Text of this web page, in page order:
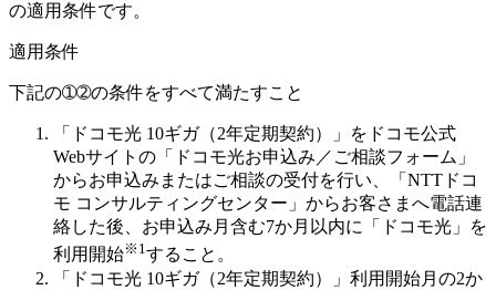
の適用条件です。
適用条件
下記の➀➁の条件をすべて満たすこと
「ドコモ光 10ギガ（2年定期契約）」をドコモ公式
Webサイトの「ドコモ光お申込み／ご相談フォーム」
からお申込みまたはご相談の受付を行い、「NTTドコ
モ コンサルティングセンター」からお客さまへ電話連
絡した後、お申込み月含む7か月以内に「ドコモ光」を
利用開始※1すること。
「ドコモ光 10ギガ（2年定期契約）」利用開始月の2か